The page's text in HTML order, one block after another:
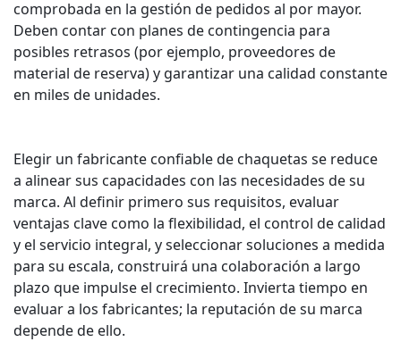
comprobada en la gestión de pedidos al por mayor.
Deben contar con planes de contingencia para
posibles retrasos (por ejemplo, proveedores de
material de reserva) y garantizar una calidad constante
en miles de unidades.
Elegir un fabricante confiable de chaquetas se reduce
a alinear sus capacidades con las necesidades de su
marca. Al definir primero sus requisitos, evaluar
ventajas clave como la flexibilidad, el control de calidad
y el servicio integral, y seleccionar soluciones a medida
para su escala, construirá una colaboración a largo
plazo que impulse el crecimiento. Invierta tiempo en
evaluar a los fabricantes; la reputación de su marca
depende de ello.